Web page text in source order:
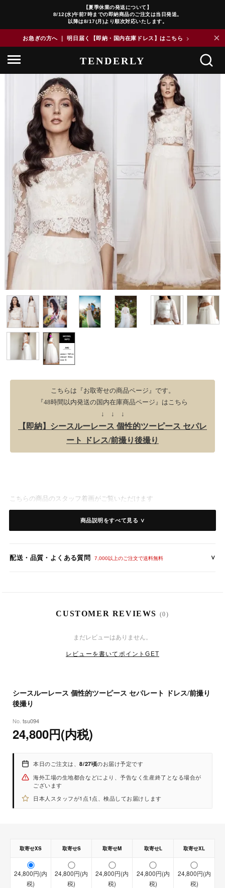
【夏季休業の発送について】
8/12(水)午前7時までの即納商品のご注文は当日発送。
以降は8/17(月)より順次対応いたします。
お急ぎの方へ ｜ 明日届く【即納・国内在庫ドレス】はこちら > ×
こちらは『お取寄せの商品ページ』です。
『48時間以内発送の国内在庫商品ページ』はこちら
↓ ↓ ↓
【即納】シースルーレース 個性的ツーピース セパレ
ート ドレス/前撮り後撮り
こちらの商品のスタッフ着画がご覧いただけます
サイズ感やコーデの参考に♪
アキ：161cm/Sサイズ
立ててくれます。
リゾートやレストラン、ガーデン、前撮り後撮りなど自由度高めのウ
エディングにピッタリ。
商品説明をすべて見る ∨
配送・品質・よくある質問 7,000以上のご注文で送料無料 ∨
【取寄せ商品】
CUSTOMER REVIEWS (0)
まだレビューはありません。
レビューを書いてポイントGET
シースルーレース 個性的ツーピース セパレート ドレス/前撮り
後撮り
tsu094
24,800円(内税)
本日のご注文は、8/27頃のお届け予定です
海外工場の生地都合などにより、予告なく生産終了となる場合が
ございます
日本人スタッフが1点1点、検品してお届けします
取寄せXS 取寄せS 取寄せM 取寄せL 取寄せXL
24,800円(内
税)
24,800円(内
税)
24,800円(内
税)
24,800円(内
税)
24,800円(内
税)